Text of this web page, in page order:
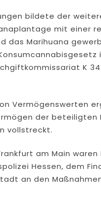
bildete der
mit einer
das Marihuana
K
Vermögenswerten
der beteiligten
vollstreckt.
am Main
Hessen, dem
an den